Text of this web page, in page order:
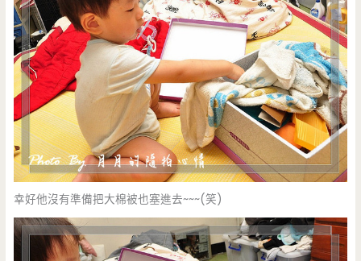
幸好他沒有準備把大棉被也塞進去~~~(笑)